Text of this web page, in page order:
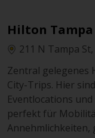
Hilton Tampa
211 N Tampa
Zentral gelegenes
City-Trips. Hier
Eventlocations
perfekt für
Annehmlichkeiten,